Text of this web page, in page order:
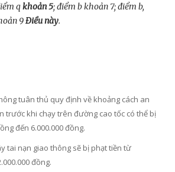
qkhoản 5; điểm b khoản 7; điểm b,
9Điều này.
tuân thủ quy định về khoảng cách an
trước khi chạy trên đường cao tốc có thể bị
đến 6.000.000 đồng.
tai nạn giao thông sẽ bị phạt tiền từ
đồng.